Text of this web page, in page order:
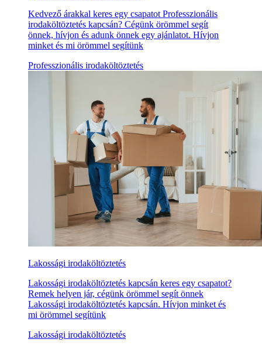
Kedvező árakkal keres egy csapatot Professzionális
irodaköltöztetés kapcsán? Cégünk örömmel segít
önnek, hívjon és adunk önnek egy ajánlatot. Hívjon
minket és mi örömmel segítünk
Professzionális irodaköltöztetés
Lakossági irodaköltöztetés
Lakossági irodaköltöztetés kapcsán keres egy csapatot?
Remek helyen jár, cégünk örömmel segít önnek
Lakossági irodaköltöztetés kapcsán. Hívjon minket és
mi örömmel segítünk
Lakossági irodaköltöztetés